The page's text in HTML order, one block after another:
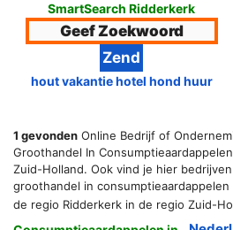
SmartSearch Ridderkerk
hout vakantie hotel hond huur
1 gevonden Online Bedrijf of
Groothandel In
Zuid-Holland. Ook vind je hier
groothandel in
de regio Ridderkerk in de regio Zuid-